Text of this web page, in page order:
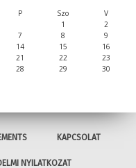
P Szo
V
1
2
7 8
9
14 15
16
21 22
23
28 29
30
KAPCSOLAT
NYILATKOZAT